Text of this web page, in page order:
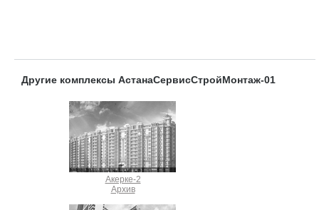
Другие комплексы АстанаСервисСтройМонтаж-01
Акерке-2
Архив